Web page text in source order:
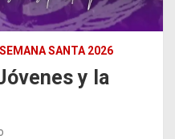
SEMANA SANTA 2026
y la